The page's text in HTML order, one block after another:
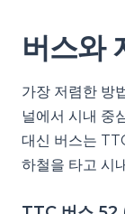
버스와
가장 저렴한 방
널에서 시내 중
대신 버스는
하철을 타고 시